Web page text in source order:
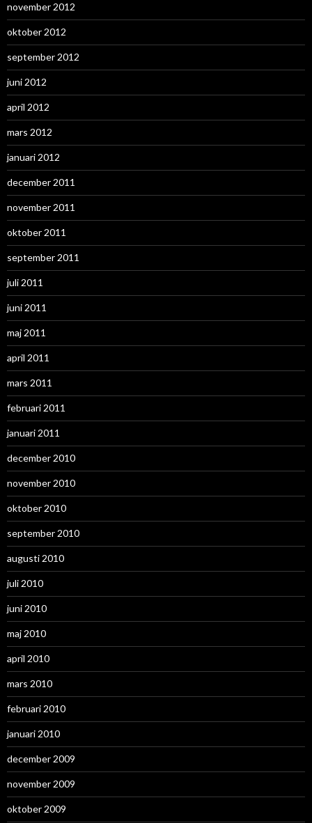
november 2012
oktober 2012
september 2012
juni 2012
april 2012
mars 2012
januari 2012
december 2011
november 2011
oktober 2011
september 2011
juli 2011
juni 2011
maj 2011
april 2011
mars 2011
februari 2011
januari 2011
december 2010
november 2010
oktober 2010
september 2010
augusti 2010
juli 2010
juni 2010
maj 2010
april 2010
mars 2010
februari 2010
januari 2010
december 2009
november 2009
oktober 2009